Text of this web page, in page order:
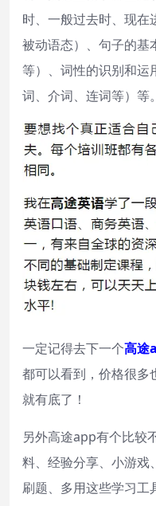
时、一般过去时、现在
被动语态）、句子的基
等）、词性的识别和运
词、介词、连词等）等。
一定记得去下一个高途
都可以看到，价格很多
就有底了！
另外高途app有个比较
料、经验分享、小游戏
刷题、多用这些学习